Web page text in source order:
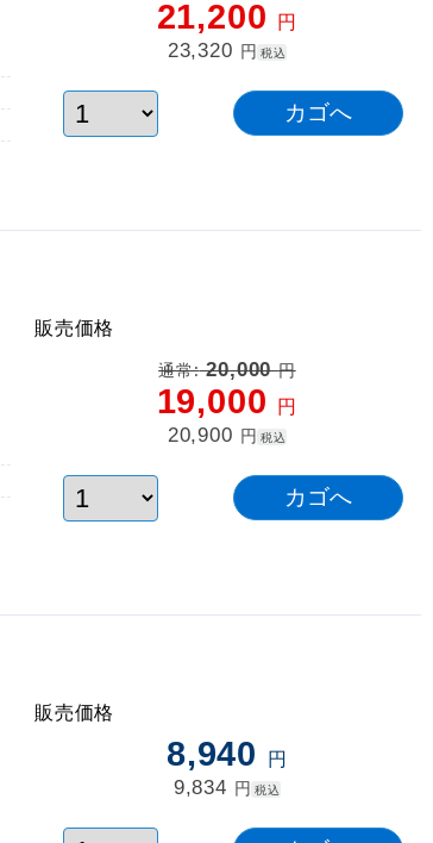
21,200 円
23,320 円 税込
販売価格
通常:20,000円
19,000 円
20,900 円 税込
販売価格
8,940 円
9,834 円 税込